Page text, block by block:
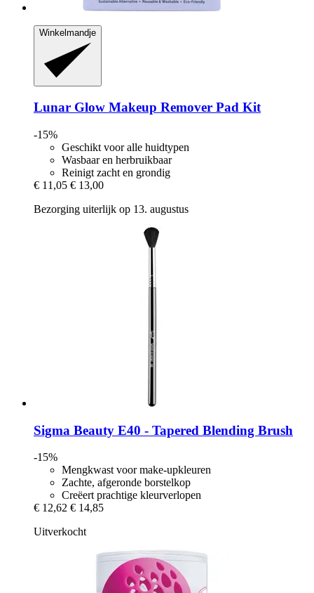
Winkelmandje
Lunar Glow Makeup Remover Pad Kit
-15%
Geschikt voor alle huidtypen
Wasbaar en herbruikbaar
Reinigt zacht en grondig
€ 11,05 € 13,00
Bezorging uiterlijk op 13. augustus
Sigma Beauty E40 -​ Tapered Blending Brush
-15%
Mengkwast voor make-upkleuren
Zachte, afgeronde borstelkop
Creëert prachtige kleurverlopen
€ 12,62 € 14,85
Uitverkocht